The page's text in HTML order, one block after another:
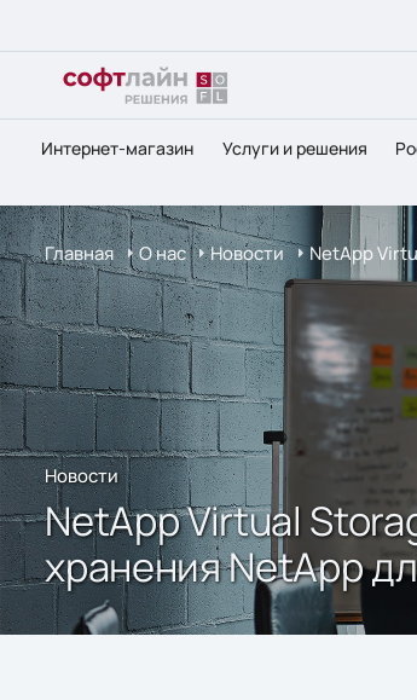
Интернет-магазин Услуги и решения
Главная О нас Новости NetApp
Новости
NetApp Virtual
хранения NetApp